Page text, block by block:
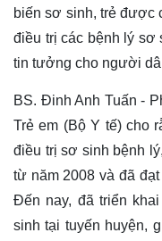
biến sơ sinh, trẻ được
điều trị các bệnh lý sơ
tin tưởng cho người
BS. Đinh Anh Tuấn -
Trẻ em (Bộ Y tế) cho
điều trị sơ sinh bệnh
từ năm 2008 và đã
Đến nay, đã triển
sinh tại tuyến huyện,